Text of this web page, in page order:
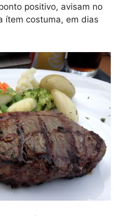
positivo, avisam no
ítem costuma, em dias